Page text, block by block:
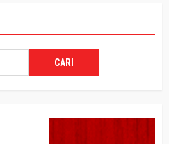
CARI